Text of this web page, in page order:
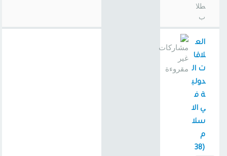
طلا
ب
الع
لاقا
ت ال
دولي
ة ف
ي الا
سلا
م
(38